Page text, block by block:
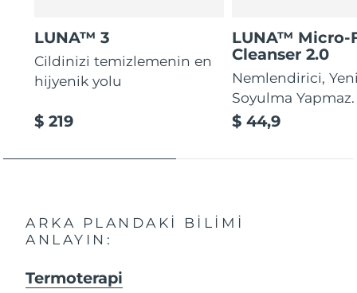
LUNA™ 3
Cildinizi temizlemenin en
hijyenik yolu
$ 219
LUNA™ Micro-
Cleanser 2.0
Nemlendirici,
Soyulma Yapmaz.
$ 44,9
ARKA PLANDAKI BILIMI
ANLAYIN:
Termoterapi